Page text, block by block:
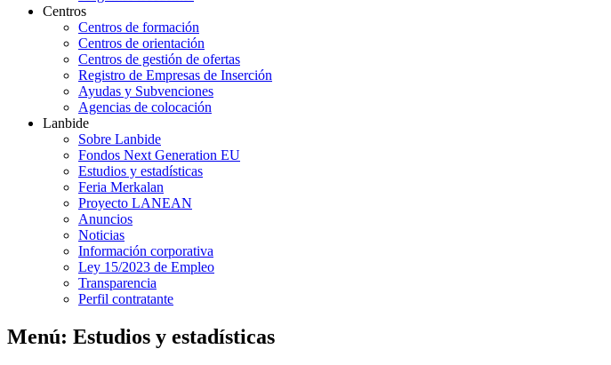
Centros
Centros de formación
Centros de orientación
Centros de gestión de ofertas
Registro de Empresas de Inserción
Ayudas y Subvenciones
Agencias de colocación
Lanbide
Sobre Lanbide
Fondos Next Generation EU
Estudios y estadísticas
Feria Merkalan
Proyecto LANEAN
Anuncios
Noticias
Información corporativa
Ley 15/2023 de Empleo
Transparencia
Perfil contratante
Menú: Estudios y estadísticas